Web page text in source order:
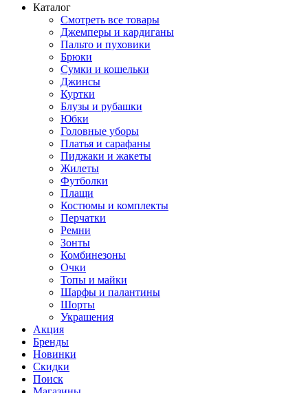
Каталог
Смотреть все товары
Джемперы и кардиганы
Пальто и пуховики
Брюки
Сумки и кошельки
Джинсы
Куртки
Блузы и рубашки
Юбки
Головные уборы
Платья и сарафаны
Пиджаки и жакеты
Жилеты
Футболки
Плащи
Костюмы и комплекты
Перчатки
Ремни
Зонты
Комбинезоны
Очки
Топы и майки
Шарфы и палантины
Шорты
Украшения
Акция
Бренды
Новинки
Скидки
Поиск